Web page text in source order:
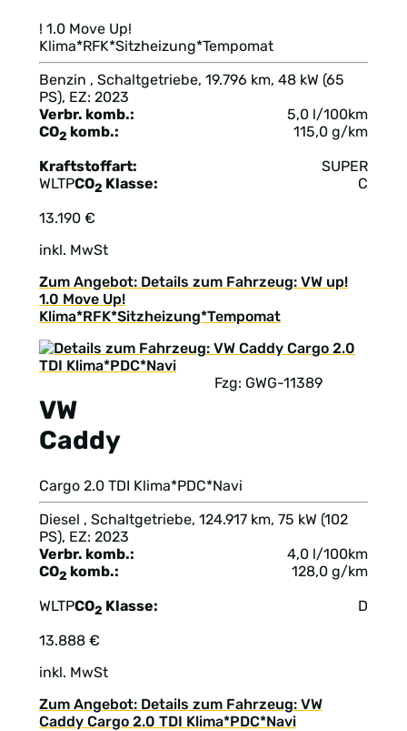
! 1.0 Move Up!
Klima*RFK*Sitzheizung*Tempomat
Benzin , Schaltgetriebe, 19.796 km, 48 kW (65
PS), EZ: 2023
Verbr. komb.:
5,0 l/100km
CO2 komb.: 115,0 g/km
Kraftstoffart:
SUPER
WLTPCO2 Klasse: C
13.190 €
inkl. MwSt
Zum Angebot: Details zum Fahrzeug: VW up!
1.0 Move Up!
Klima*RFK*Sitzheizung*Tempomat
VW
Caddy
Fzg: GWG-11389
Cargo 2.0 TDI Klima*PDC*Navi
Diesel , Schaltgetriebe, 124.917 km, 75 kW (102
PS), EZ: 2023
Verbr. komb.:
4,0 l/100km
CO2 komb.: 128,0 g/km
WLTPCO2 Klasse: D
13.888 €
inkl. MwSt
Zum Angebot: Details zum Fahrzeug: VW
Caddy Cargo 2.0 TDI Klima*PDC*Navi